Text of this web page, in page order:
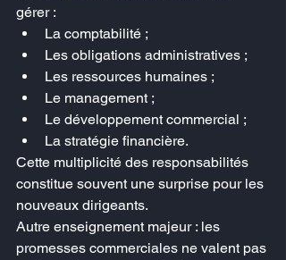
gérer :
La comptabilité ;
Les obligations administratives ;
Les ressources humaines ;
Le management ;
Le développement commercial ;
La stratégie financière.
Cette multiplicité des responsabilités
constitue souvent une surprise pour les
nouveaux dirigeants.
Autre enseignement majeur : les
promesses commerciales ne valent pas